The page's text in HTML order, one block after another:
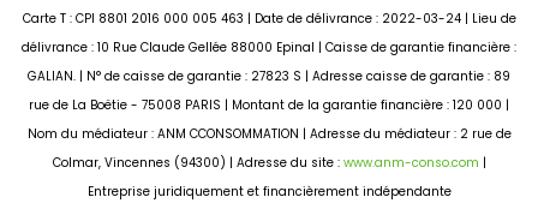
Carte T : CPI 8801 2016 000 005 463 | Date de délivrance : 2022-03-24 | Lieu de
délivrance : 10 Rue Claude Gellée 88000 Epinal | Caisse de garantie financière :
GALIAN. | N° de caisse de garantie : 27823 S | Adresse caisse de garantie : 89
rue de La Boëtie - 75008 PARIS | Montant de la garantie financière : 120 000 |
Nom du médiateur : ANM CCONSOMMATION | Adresse du médiateur : 2 rue de
Colmar, Vincennes (94300) | Adresse du site : www.anm-conso.com |
Entreprise juridiquement et financièrement indépendante